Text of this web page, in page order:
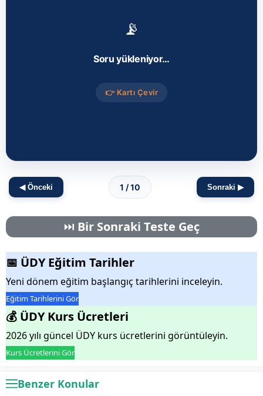
📡
Soru yükleniyor…
👉 Kartı Çevir
◀ Önceki 1 / 10 Sonraki ▶
⏭️ Bir Sonraki Teste Geç
📅 ÜDY Eğitim Tarihler
Yeni dönem eğitim başlangıç tarihlerini inceleyin.
Eğitim Tarihlerini Gör
💰 ÜDY Kurs Ücretleri
2026 yılı güncel ÜDY kurs ücretlerini görüntüleyin.
Kurs Ücretlerini Gör
Benzer Konular